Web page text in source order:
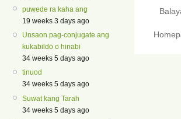
puwede ra kaha ang
19 weeks 3 days ago
Unsaon pag-conjugate ang
kukabildo o hinabi
34 weeks 5 days ago
tinuod
34 weeks 5 days ago
Suwat kang Tarah
34 weeks 5 days ago